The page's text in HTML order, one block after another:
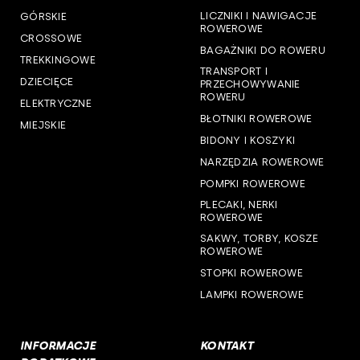
woj. pomorskie
woj. śląskie
woj. warmińsko-mazurskie
GÓRSKIE
CROSSOWE
TREKKINGOWE
DZIECIĘCE
ELEKTRYCZNE
MIEJSKIE
LICZNIKI I NAWIGACJE
ROWEROWE
BAGAŻNIKI DO ROWERU
TRANSPORT I
PRZECHOWYWANIE
ROWERU
BŁOTNIKI ROWEROWE
BIDONY I KOSZYKI
NARZĘDZIA ROWEROWE
POMPKI ROWEROWE
PLECAKI, NERKI
ROWEROWE
SAKWY, TORBY, KOSZE
ROWEROWE
STOPKI ROWEROWE
LAMPKI ROWEROWE
INFORMACJE
KONTAKT